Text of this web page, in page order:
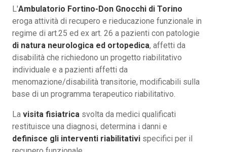
L'Ambulatorio Fortino-Don Gnocchi di Torino
eroga attività di recupero e rieducazione funzionale in
regime di art.25 ed ex art. 26 a pazienti con patologie
di natura neurologica ed ortopedica, affetti da
disabilità che richiedono un progetto riabilitativo
individuale e a pazienti affetti da
menomazione/disabilità transitorie, modificabili sulla
base di un programma terapeutico riabilitativo.
La visita fisiatrica svolta da medici qualificati
restituisce una diagnosi, determina i danni e
definisce gli interventi riabilitativi specifici per il